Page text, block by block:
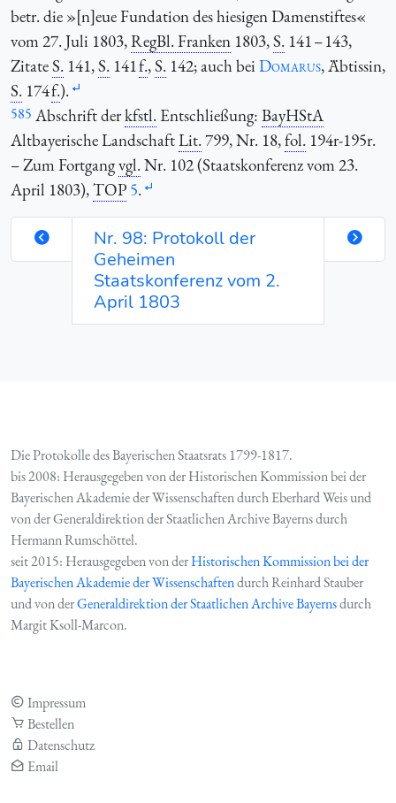
betr. die »[n]eue Fundation des hiesigen Damenstiftes«
vom 27. Juli 1803,RegBl. Franken 1803,S. 141 – 143,
ZitateS. 141,S. 141f.,S. 142; auch bei Domarus, Äbtissin,
S. 174f.).
585 Abschrift derkfstl. Entschließung: BayHStA
Altbayerische LandschaftLit.799, Nr. 18,fol. 194r-195r.
– Zum Fortgangvgl.Nr. 102 (Staatskonferenz vom 23.
April 1803),TOP 5.
Nr. 98: Protokoll der
Geheimen
Staatskonferenz vom 2.
April 1803
Die Protokolle des Bayerischen Staatsrats 1799-1817.
bis 2008: Herausgegeben von der Historischen Kommission bei der
Bayerischen Akademie der Wissenschaften durch Eberhard Weis und
von der Generaldirektion der Staatlichen Archive Bayerns durch
Hermann Rumschöttel.
seit 2015: Herausgegeben von derHistorischen Kommission bei der
Bayerischen Akademie der Wissenschaftendurch Reinhard Stauber
und von derGeneraldirektion der Staatlichen Archive Bayernsdurch
Margit Ksoll-Marcon.
Impressum
Bestellen
Datenschutz
Email